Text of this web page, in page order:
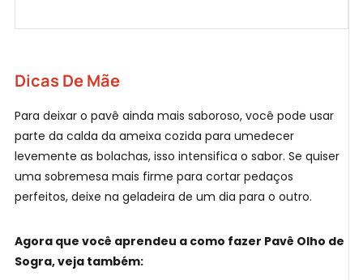
Dicas De Mãe
Para deixar o pavê ainda mais saboroso, você pode usar
parte da calda da ameixa cozida para umedecer
levemente as bolachas, isso intensifica o sabor. Se quiser
uma sobremesa mais firme para cortar pedaços
perfeitos, deixe na geladeira de um dia para o outro.
Agora que você aprendeu a como fazer Pavê Olho de
Sogra, veja também: